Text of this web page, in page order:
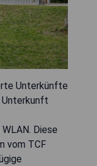
Unterkünfte
Unterkunft
Diese
vom TCF